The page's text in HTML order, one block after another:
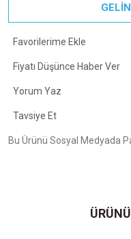
Fiyatı Düşünce Haber Ver
Yorum Yaz
Tavsiye Et
Bu Ürünü Sosyal Medyada